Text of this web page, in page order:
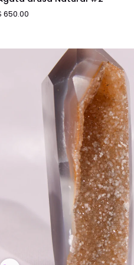
650.00